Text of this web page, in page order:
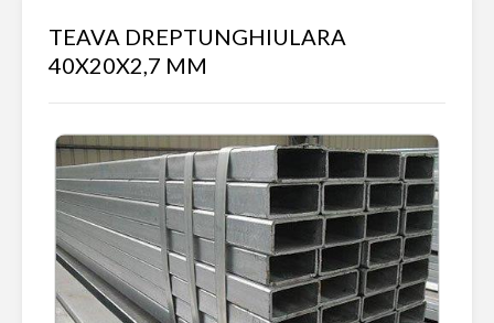
TEAVA DREPTUNGHIULARA
40X20X2,7 MM